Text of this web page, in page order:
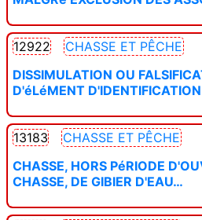
12922
CHASSE ET PÊCHE
DISSIMULATION OU
D'éLéMENT
13183
CHASSE ET PÊCHE
CHASSE, HORS PéRIODE
CHASSE, DE GIBIER D'EAU…